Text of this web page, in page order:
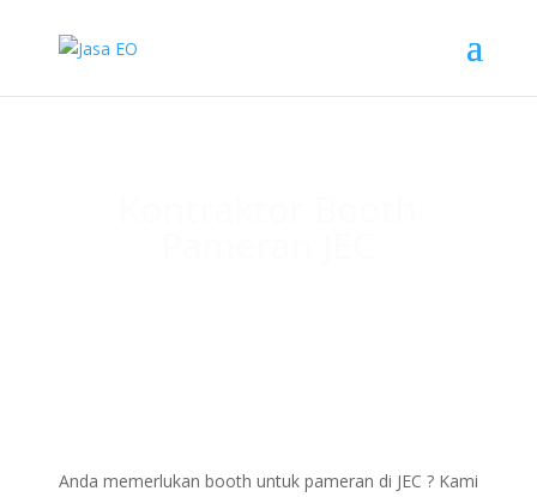
Anda memerlukan booth untuk pameran di JEC ? Kami